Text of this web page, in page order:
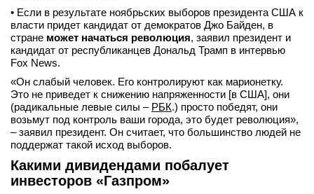
• Если в результате ноябрьских выборов президента США к
власти придет кандидат от демократов Джо Байден, в
стране может начаться революция, заявил президент и
кандидат от республиканцев Дональд Трамп в интервью
Fox News.
«Он слабый человек. Его контролируют как марионетку.
Это не приведет к снижению напряженности [в США], они
(радикальные левые силы – РБК.) просто победят, они
возьмут под контроль ваши города, это будет революция»,
– заявил президент. Он считает, что большинство людей не
поддержат такой исход выборов.
Какими дивидендами побалует
инвесторов «Газпром»